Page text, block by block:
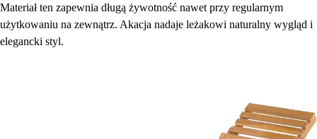
Materiał ten zapewnia długą żywotność nawet przy regularnym
użytkowaniu na zewnątrz. Akacja nadaje leżakowi naturalny wygląd i
elegancki styl.